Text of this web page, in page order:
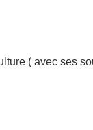
( avec ses